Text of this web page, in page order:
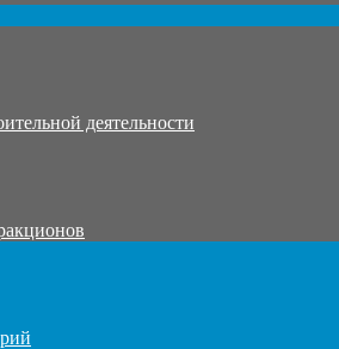
деятельности